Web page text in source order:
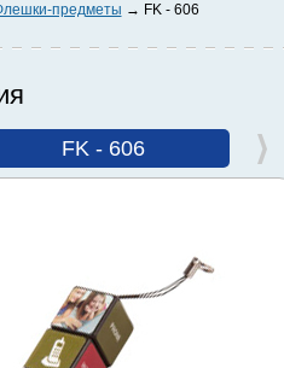
предметы FK - 606
FK - 606